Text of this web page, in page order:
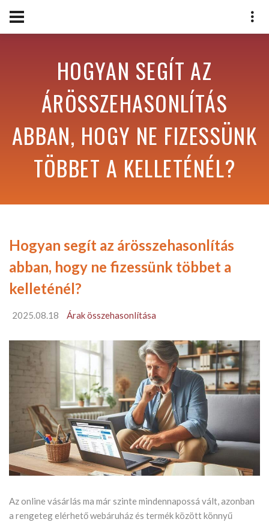
HOGYAN SEGÍT AZ
ÁRÖSSZEHASONLÍTÁS
ABBAN, HOGY NE FIZESSÜNK
TÖBBET A KELLETÉNÉL?
Hogyan segít az árösszehasonlítás
abban, hogy ne fizessünk többet a
kelleténél?
2025.08.18 Árak összehasonlítása
Az online vásárlás ma már szinte mindennapossá vált, azonban
a rengeteg elérhető webáruház és termék között könnyű